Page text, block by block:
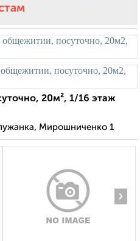
20м², 1/16 этаж
Мирошниченко 1
›